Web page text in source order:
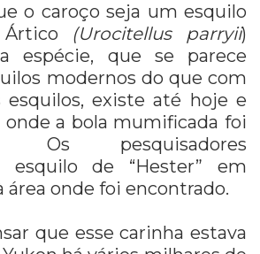
o caroço seja um esquilo
(Urocitellus parryii)
espécie, que se parece
modernos do que com
esquilos, existe até hoje e
onde a bola mumificada foi
Os pesquisadores
esquilo de “Hester” em
área onde foi encontrado.
que esse carinha estava